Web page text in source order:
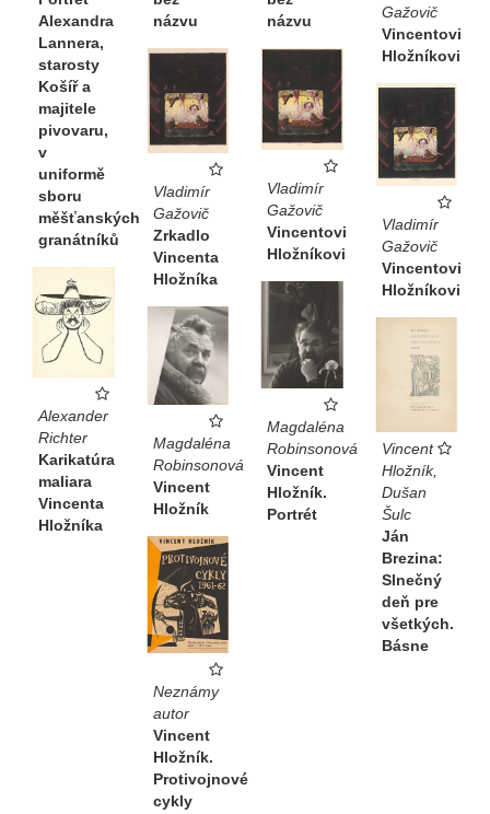
Alexandra
Lannera,
starosty
Košíř a
majitele
pivovaru,
v
uniformě
sboru
měšťanských
granátníků
názvu
názvu
Gažovič
Vincentovi
Hložníkovi
Vladimír
Gažovič
Zrkadlo
Vincenta
Hložníka
Vladimír
Gažovič
Vincentovi
Hložníkovi
Vladimír
Gažovič
Vincentovi
Hložníkovi
Alexander
Richter
Karikatúra
maliara
Vincenta
Hložníka
Magdaléna
Robinsonová
Vincent
Hložník.
Portrét
Magdaléna
Robinsonová
Vincent
Hložník
Vincent
Hložník,
Dušan
Šulc
Ján
Brezina:
Slnečný
deň pre
všetkých.
Básne
Neznámy
autor
Vincent
Hložník.
Protivojnové
cykly